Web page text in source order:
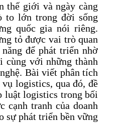
thế giới và ngày càng
to lớn trong đời sống
quốc gia nói riêng.
tỏ được vai trò quan
để phát triển nhờ
với những thành
Bài viết phân tích
logistics, qua đó, đề
luật logistics trong bối
cạnh tranh của doanh
sự phát triển bền vững